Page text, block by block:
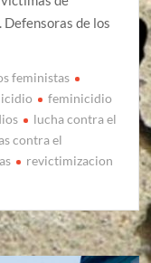
de los
feministas
feminicidio
lucha contra el
contra el
revictimizacion